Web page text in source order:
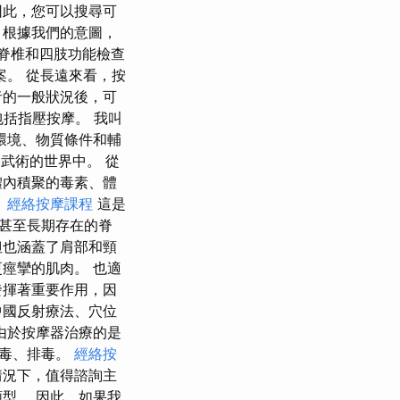
，您可以搜尋可
據我們的意圖，
椎和四肢功能檢查
。 從長遠來看，按
一般狀況後，可
指壓按摩。 我叫
境、物質條件和輔
術的世界中。 從
積聚的毒素、體
經絡按摩課程 這是
至長期存在的脊
涵蓋了肩部和頸
攣的肌肉。 也適
著重要作用，因
反射療法、穴位
於按摩器治療的是
、排毒。 經絡按
下，值得諮詢主
。 因此，如果我